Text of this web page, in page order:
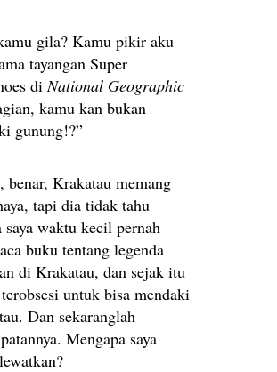
gila? Kamu pikir aku
tayangan Super
diNational Geographic
kamu kan bukan
gunung!?”
benar, Krakatau memang
tapi dia tidak tahu
saya waktu kecil pernah
buku tentang legenda
di Krakatau, dan sejak itu
untuk bisa mendaki
Dan sekaranglah
Mengapa saya